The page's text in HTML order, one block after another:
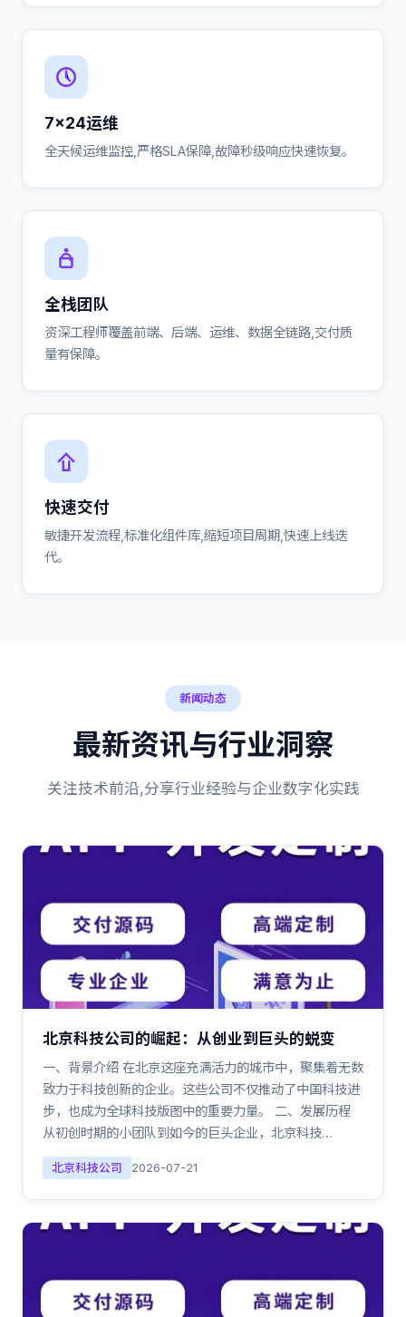
7×24运维
全天候运维监控,严格SLA保障,故障秒级响应快速恢复。
全栈团队
资深工程师覆盖前端、后端、运维、数据全链路,交付质
量有保障。
快速交付
敏捷开发流程,标准化组件库,缩短项目周期,快速上线迭
代。
新闻动态
最新资讯与行业洞察
关注技术前沿,分享行业经验与企业数字化实践
北京科技公司的崛起：从创业到巨头的蜕变
一、背景介绍 在北京这座充满活力的城市中，聚集着无数
致力于科技创新的企业。这些公司不仅推动了中国科技进
步，也成为全球科技版图中的重要力量。 二、发展历程
从初创时期的小团队到如今的巨头企业，北京科技…
北京科技公司 2026-07-21